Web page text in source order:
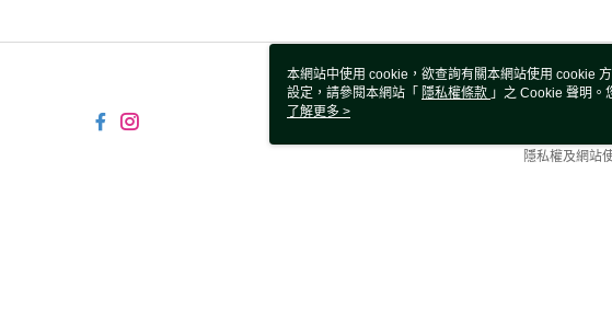
關於我們
隱私權及網站
本網站中使用 cookie，欲查詢有關本網站使用 cookie
設定，請參閱本網站「 隱私權條款 」之 Cookie 聲明。
使用 cookie。
了解更多 >